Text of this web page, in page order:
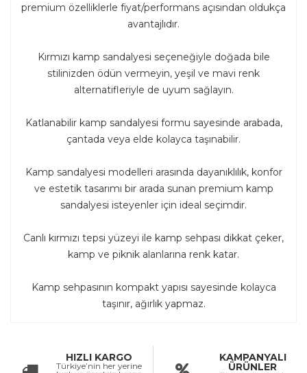
premium özelliklerle fiyat/performans açısından oldukça
avantajlıdır.
Kırmızı kamp sandalyesi seçeneğiyle doğada bile
stilinizden ödün vermeyin, yeşil ve mavi renk
alternatifleriyle de uyum sağlayın.
Katlanabilir kamp sandalyesi formu sayesinde arabada,
çantada veya elde kolayca taşınabilir.
Kamp sandalyesi modelleri arasında dayanıklılık, konfor
ve estetik tasarımı bir arada sunan premium kamp
sandalyesi isteyenler için ideal seçimdir.
Canlı kırmızı tepsi yüzeyi ile kamp sehpası dikkat çeker,
kamp ve piknik alanlarına renk katar.
Kamp sehpasının kompakt yapısı sayesinde kolayca
taşınır, ağırlık yapmaz.
HIZLI KARGO
Türkiye’nin her yerine
KAMPANYALI
ÜRÜNLER